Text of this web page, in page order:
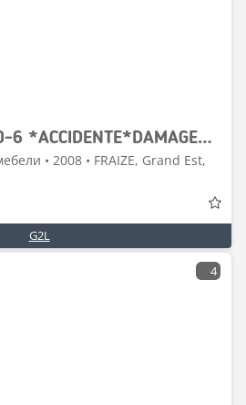
Böcker junior 21/0-6 *ACCIDENTE*DAMAGED*UNFALL*
• 2008 • FRAIZE, Grand Est,
G2L
4